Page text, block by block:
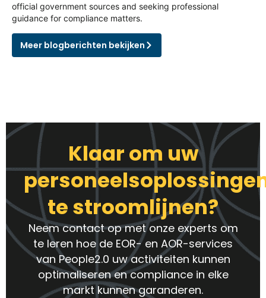
official government sources and seeking professional
guidance for compliance matters.
Meer blogberichten bekijken
Klaar om uw
te stroomlijnen?
Neem contact op met onze experts om
te leren hoe de EOR- en AOR-services
van People2.0 uw activiteiten kunnen
optimaliseren en compliance in elke
markt kunnen garanderen.